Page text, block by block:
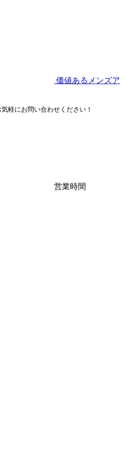
価値あるメンズア
軽にお問い合わせください！
営業時間